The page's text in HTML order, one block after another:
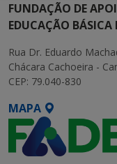
FUNDAÇÃO DE
EDUCAÇÃO
Rua Dr. Eduardo
Chácara Cachoeira -
CEP: 79.040-830
MAPA